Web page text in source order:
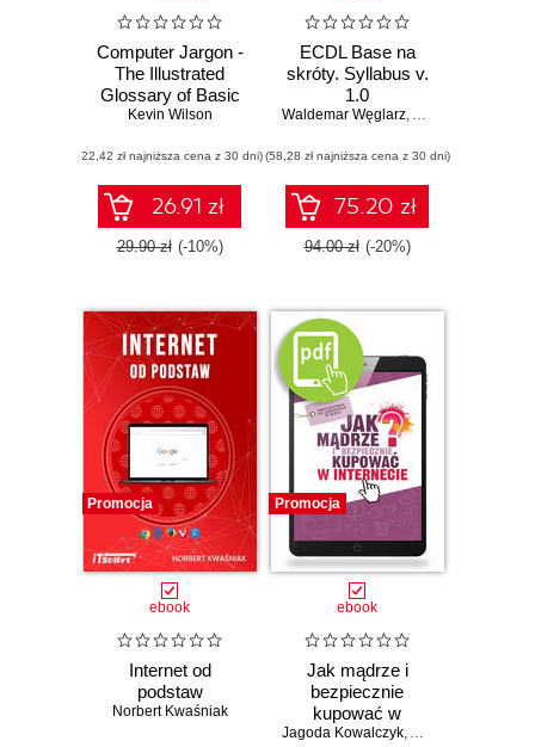
Computer Jargon -
The Illustrated
Glossary of Basic
Computer
Decode and
simplify complex
computer terms
with easy-to-follow
visual guides
Kevin Wilson
(22,42 zł najniższa cena z 30 dni)
26.91 zł
29.90 zł (-10%)
ECDL Base na
skróty. Syllabus v.
1.0
Waldemar Węglarz, Alicja Żarowska-
(58,28 zł najniższa cena z 30 dni)
75.20 zł
94.00 zł (-20%)
Promocja
ebook
Internet od
podstaw
Norbert Kwaśniak
Promocja
ebook
Jak mądrze i
bezpiecznie
kupować w
internecie?
Jagoda Kowalczyk, Artur Weber